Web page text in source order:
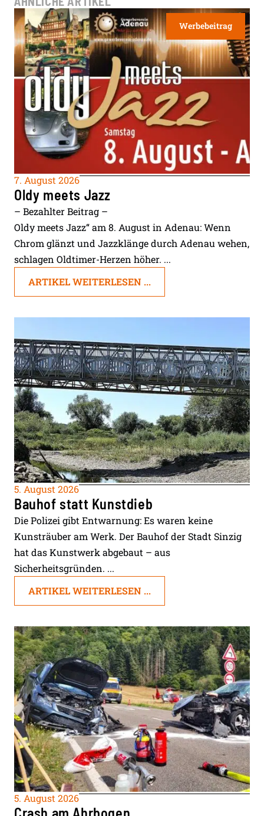
Werbebeitrag
7. August 2026
Oldy meets Jazz
– Bezahlter Beitrag –
Oldy meets Jazz“ am 8. August in Adenau: Wenn
Chrom glänzt und Jazzklänge durch Adenau wehen,
schlagen Oldtimer-Herzen höher. ...
ARTIKEL WEITERLESEN ...
5. August 2026
Bauhof statt Kunstdieb
Die Polizei gibt Entwarnung: Es waren keine
Kunsträuber am Werk. Der Bauhof der Stadt Sinzig
hat das Kunstwerk abgebaut – aus
Sicherheitsgründen. ...
ARTIKEL WEITERLESEN ...
5. August 2026
Crash am Ahrbogen